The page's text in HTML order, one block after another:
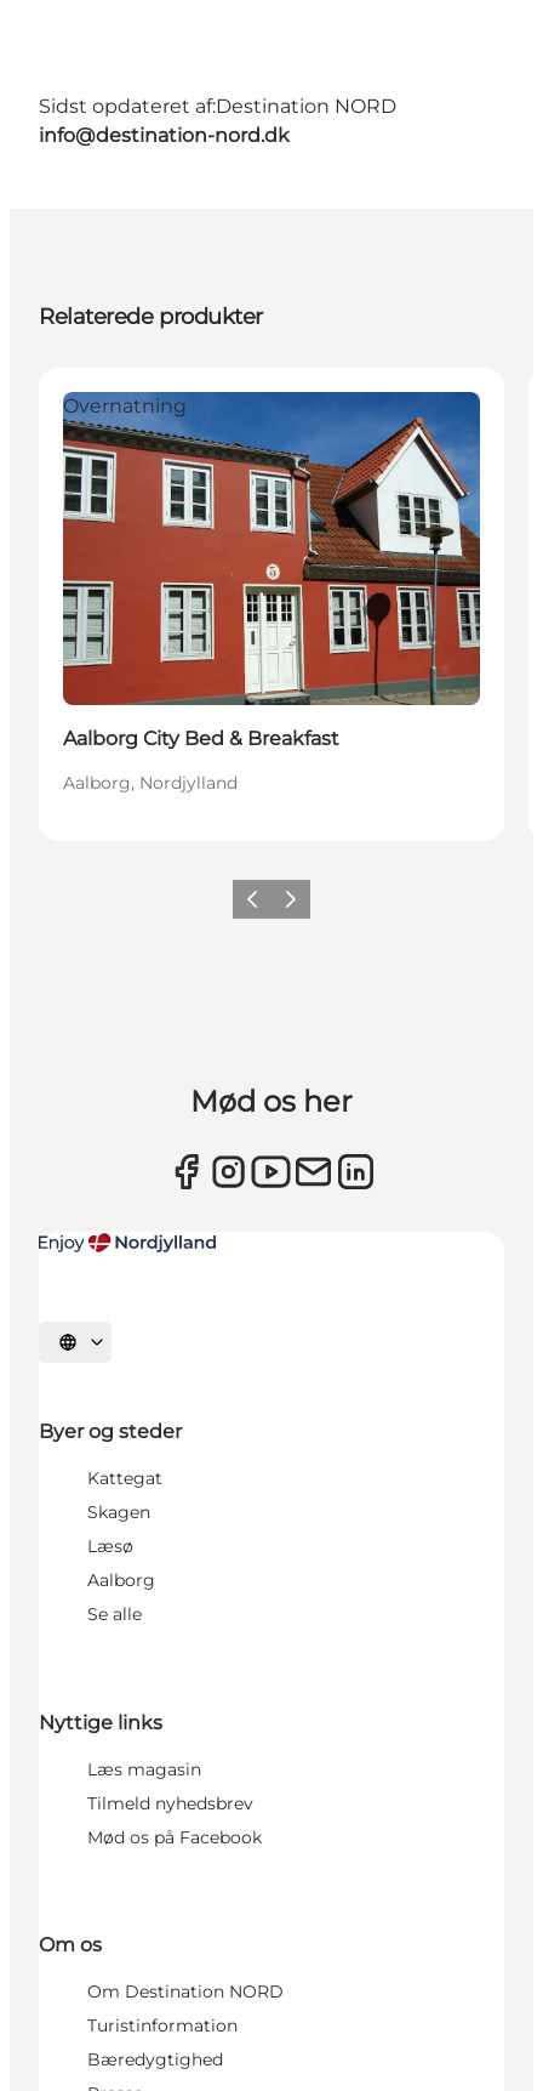
Sidst opdateret af:Destination NORD
info@destination-nord.dk
Relaterede produkter
Overnatning
Aalborg City Bed & Breakfast
Aalborg, Nordjylland
ForrigeNæste
Mød os her
Vælg sprog
Byer og steder
Kattegat
Skagen
Læsø
Aalborg
Se alle
Nyttige links
Læs magasin
Tilmeld nyhedsbrev
Mød os på Facebook
Om os
Om Destination NORD
Turistinformation
Bæredygtighed